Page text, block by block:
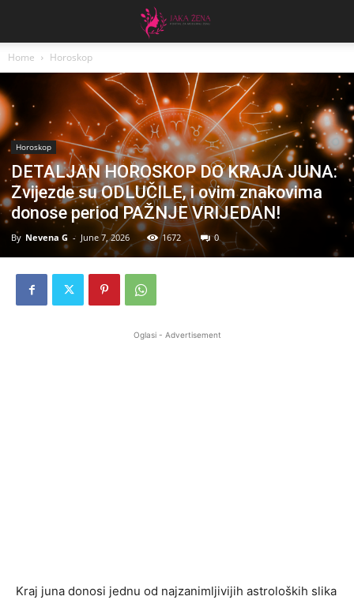
Home Horoskop
Horoskop
DETALJAN HOROSKOP DO KRAJA JUNA:
Zvijezde su ODLUČILE, i ovim znakovima
donose period PAŽNJE VRIJEDAN!
By Nevena G - June 7, 2026 1672 0
Oglasi - Advertisement
Kraj juna donosi jednu od najzanimljivijih astroloških slika